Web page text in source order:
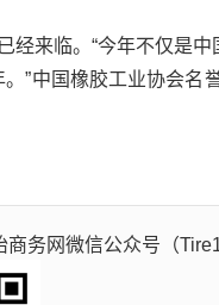
来临。“今年不仅是中
”中国橡胶工业协会名
务网微信公众号（